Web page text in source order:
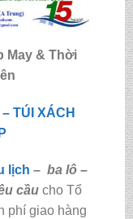
May & Thời
TÚI XÁCH
lịch – ba lô –
cầu cho Tổ
phí giao hàng